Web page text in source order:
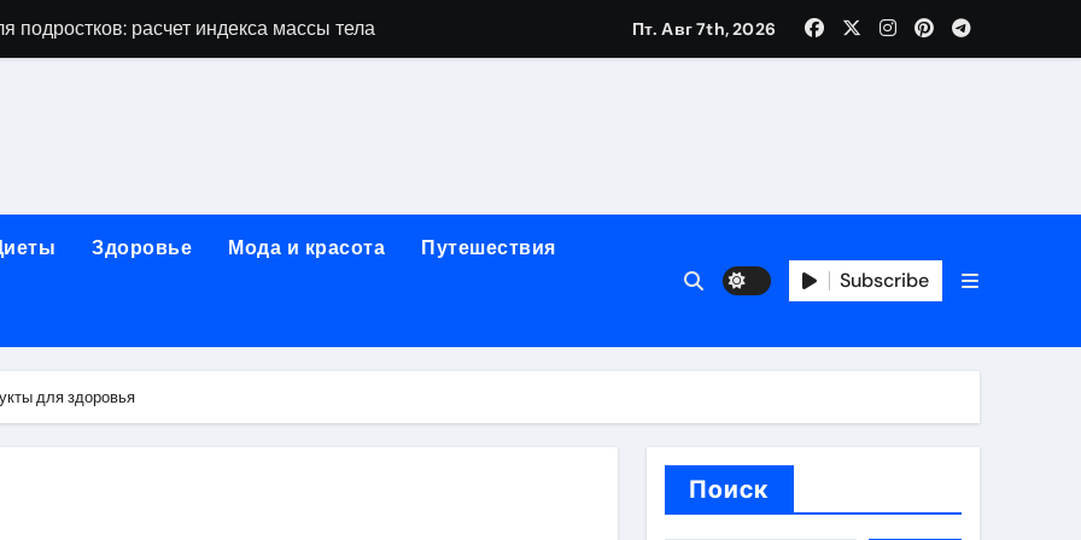
подростков: расчет индекса массы тела и ориентиры по возрасту, росту и полу
процедур и показания к лечению
неопределённость устойчивости в условиях неопределённости
региона: современные подходы, показания и риски
в салонах красоты
и сибирским городом: варианты маршрутов, тарифы и советы по планированию поездки
Пт. Авг 7th, 2026
Здоровье Мода и красота Путешествия
Subscribe
для здоровья
Поиск